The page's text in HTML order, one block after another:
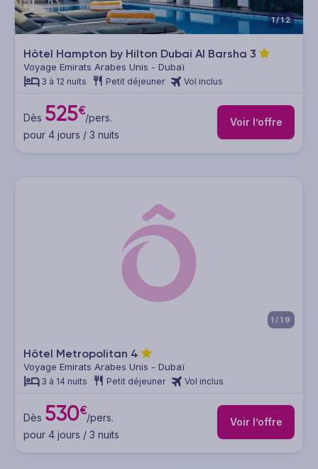
1/12
Hôtel Hampton by Hilton Dubai Al Barsha 3
Voyage Emirats Arabes Unis - Dubaï
3 à 12 nuits Petit déjeuner Vol inclus
Dès 525€/pers.
pour 4 jours / 3 nuits
Voir l’offre
1/19
Hôtel Metropolitan 4
Voyage Emirats Arabes Unis - Dubaï
3 à 14 nuits Petit déjeuner Vol inclus
Dès 530€/pers.
pour 4 jours / 3 nuits
Voir l’offre